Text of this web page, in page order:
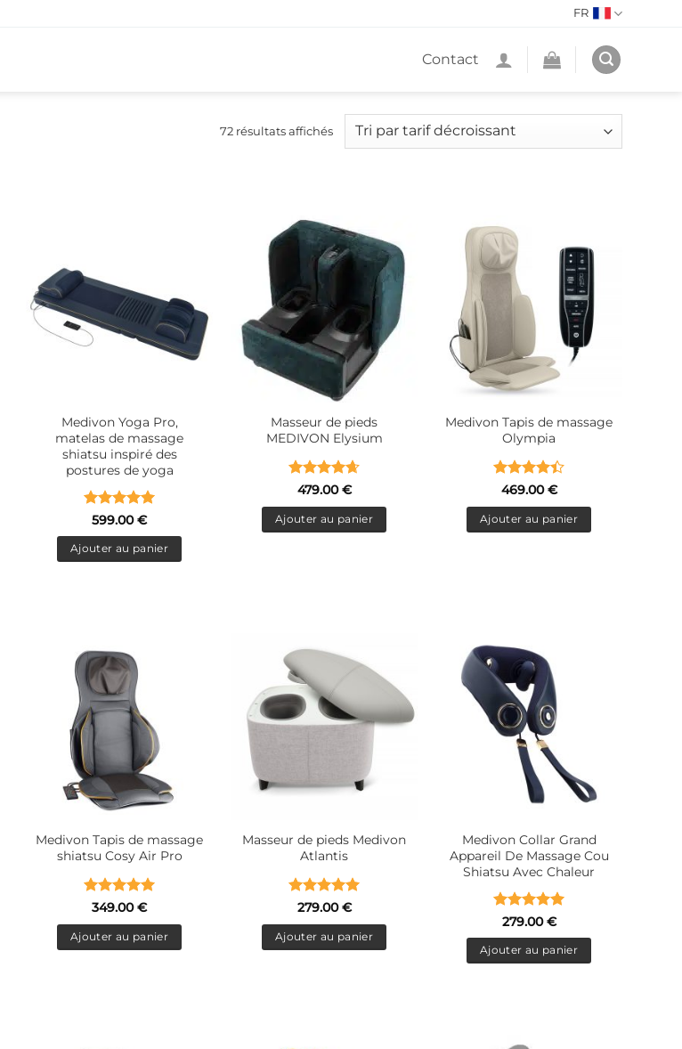
FR
Contact
72 résultats affichésTrié
par
Medivon Yoga Pro,
matelas de massage
shiatsu inspiré des
postures de yoga
Note5sur
599.00€
Ajouter au panier
Masseur de pieds
MEDIVON Elysium
Note4.67
479.00€
Ajouter au panier
Medivon Tapis de massage
Olympia
Note4.4
469.00€
Ajouter au panier
Medivon Tapis de massage
shiatsu Cosy Air Pro
Note5sur
349.00€
Ajouter au panier
Masseur de pieds Medivon
Atlantis
Note5sur
279.00€
Ajouter au panier
Medivon Collar Grand
Appareil De Massage Cou
Shiatsu Avec Chaleur
Note5sur
279.00€
Ajouter au panier